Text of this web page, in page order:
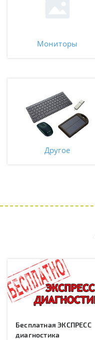
Мониторы
Другое
Бесплатная ЭКСПРЕСС
диагностика